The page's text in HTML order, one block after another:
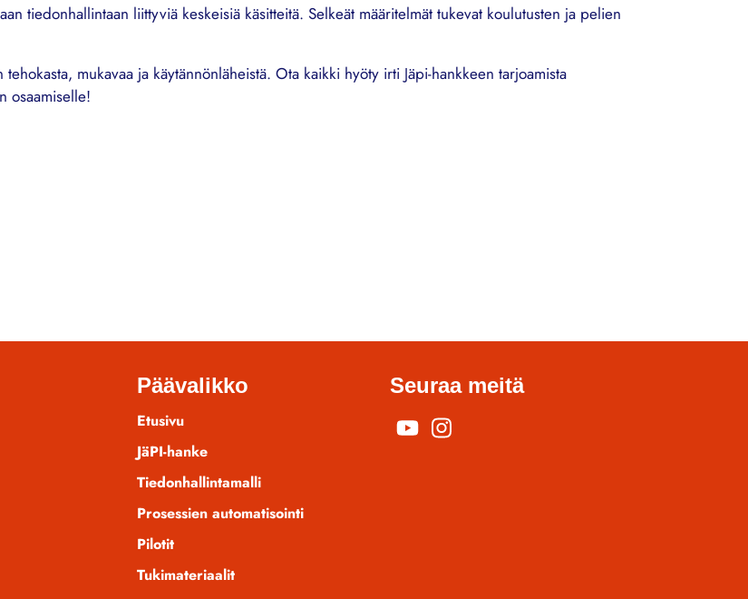
tiedonhallintaan liittyviä keskeisiä käsitteitä. Selkeät määritelmät tukevat koulutusten ja pelien
mukavaa ja käytännönläheistä. Ota kaikki hyöty irti Jäpi-hankkeen tarjoamista
osaamiselle!
Päävalikko
Etusivu
JäPI-hanke
Tiedonhallintamalli
Prosessien automatisointi
Pilotit
Tukimateriaalit
Seuraa meitä